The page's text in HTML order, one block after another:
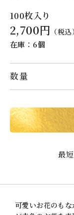
100枚入り
2,700円 （税込）
在庫：6個
数量
最
可愛いお花のも